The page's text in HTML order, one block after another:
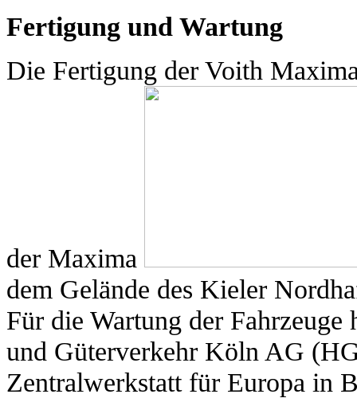
Fertigung und Wartung
Die Fertigung der Voith
der Maxima
dem Gelände des Kieler
Für die Wartung der
und Güterverkehr Köln AG
Zentralwerkstatt für Europa in